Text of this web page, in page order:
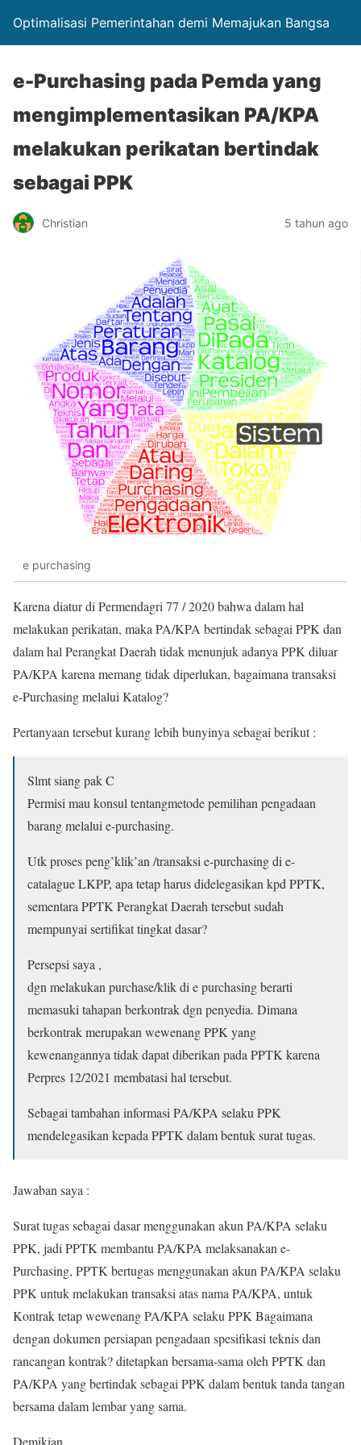
Optimalisasi Pemerintahan demi Memajukan Bangsa
e-Purchasing pada Pemda yang
mengimplementasikan PA/KPA
melakukan perikatan bertindak
sebagai PPK
Christian 5 tahun ago
e purchasing
Karena diatur di Permendagri 77 / 2020 bahwa dalam hal
melakukan perikatan, maka PA/KPA bertindak sebagai PPK dan
dalam hal Perangkat Daerah tidak menunjuk adanya PPK diluar
PA/KPA karena memang tidak diperlukan, bagaimana transaksi
e-Purchasing melalui Katalog?
Pertanyaan tersebut kurang lebih bunyinya sebagai berikut :
Slmt siang pak C
Permisi mau konsul tentangmetode pemilihan pengadaan
barang melalui e-purchasing.
Utk proses peng’klik’an /transaksi e-purchasing di e-
catalague LKPP, apa tetap harus didelegasikan kpd PPTK,
sementara PPTK Perangkat Daerah tersebut sudah
mempunyai sertifikat tingkat dasar?
Persepsi saya ,
dgn melakukan purchase/klik di e purchasing berarti
memasuki tahapan berkontrak dgn penyedia. Dimana
berkontrak merupakan wewenang PPK yang
kewenangannya tidak dapat diberikan pada PPTK karena
Perpres 12/2021 membatasi hal tersebut.
Sebagai tambahan informasi PA/KPA selaku PPK
mendelegasikan kepada PPTK dalam bentuk surat tugas.
Jawaban saya :
Surat tugas sebagai dasar menggunakan akun PA/KPA selaku
PPK, jadi PPTK membantu PA/KPA melaksanakan e-
Purchasing, PPTK bertugas menggunakan akun PA/KPA selaku
PPK untuk melakukan transaksi atas nama PA/KPA, untuk
Kontrak tetap wewenang PA/KPA selaku PPK Bagaimana
dengan dokumen persiapan pengadaan spesifikasi teknis dan
rancangan kontrak? ditetapkan bersama-sama oleh PPTK dan
PA/KPA yang bertindak sebagai PPK dalam bentuk tanda tangan
bersama dalam lembar yang sama.
Demikian.